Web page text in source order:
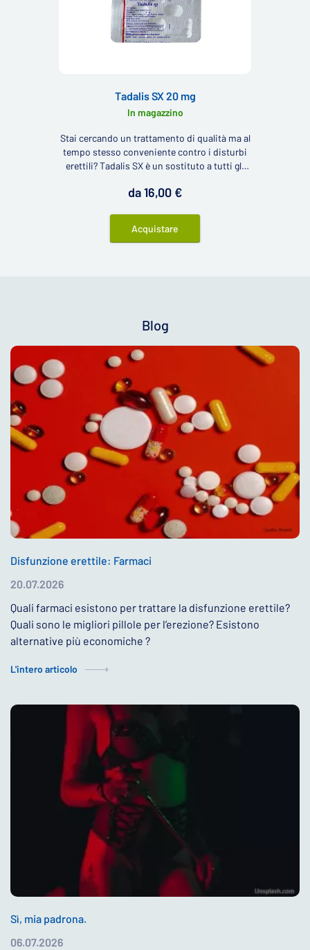
Tadalis SX 20 mg
In magazzino
Stai cercando un trattamento di qualità ma al
tempo stesso conveniente contro i disturbi
erettili? Tadalis SX è un sostituto a tutti gli
Generico) per il trattamento delle disfunzioni
da 16,00 €
Acquistare
Blog
Disfunzione erettile: Farmaci
20.07.2026
Quali farmaci esistono per trattare la disfunzione erettile?
Quali sono le migliori pillole per l’erezione? Esistono
alternative più economiche ?
L'intero articolo
Sì, mia padrona.
06.07.2026